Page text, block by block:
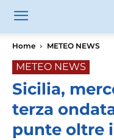
Home METEO NEWS
METEO NEWS
Sicilia,
terza
punte oltre